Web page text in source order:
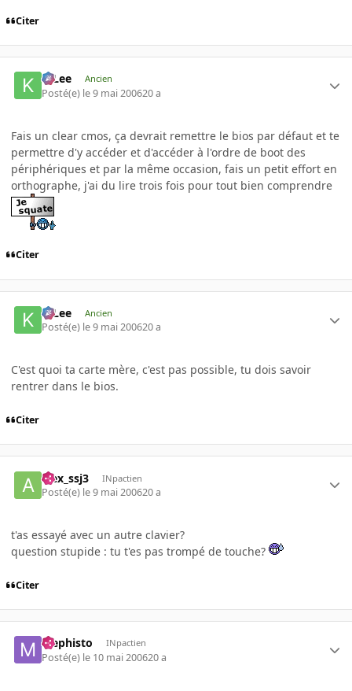
Citer
K-Lee Ancien
Posté(e) le 9 mai 200620 a
Fais un clear cmos, ça devrait remettre le bios par défaut et te
permettre d'y accéder et d'accéder à l'ordre de boot des
périphériques et par la même occasion, fais un petit effort en
orthographe, j'ai du lire trois fois pour tout bien comprendre
Citer
K-Lee Ancien
Posté(e) le 9 mai 200620 a
C'est quoi ta carte mère, c'est pas possible, tu dois savoir
rentrer dans le bios.
Citer
alex_ssj3 INpactien
Posté(e) le 9 mai 200620 a
t'as essayé avec un autre clavier?
question stupide : tu t'es pas trompé de touche?
Citer
Mephisto INpactien
Posté(e) le 10 mai 200620 a